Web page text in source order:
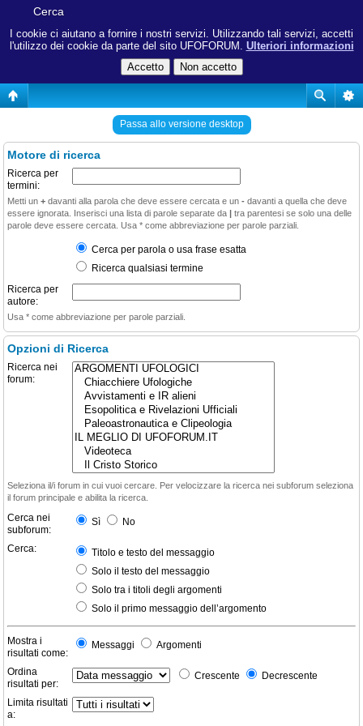
I cookie ci aiutano a fornire i nostri servizi. Utilizzando tali servizi, accetti
l'utilizzo dei cookie da parte del sito UFOFORUM. Ulteriori informazioni
Cerca
Passa allo versione desktop
Motore di ricerca
Ricerca per
termini:
Metti un + davanti alla parola che deve essere cercata e un - davanti a quella che deve
essere ignorata. Inserisci una lista di parole separate da | tra parentesi se solo una delle
parole deve essere cercata. Usa * come abbreviazione per parole parziali.
Cerca per parola o usa frase esatta
Ricerca qualsiasi termine
Ricerca per
autore:
Usa * come abbreviazione per parole parziali.
Opzioni di Ricerca
Ricerca nei
forum:
Seleziona il/i forum in cui vuoi cercare. Per velocizzare la ricerca nei subforum seleziona
il forum principale e abilita la ricerca.
Cerca nei
subforum:
Sì No
Cerca:
Titolo e testo del messaggio
Solo il testo del messaggio
Solo tra i titoli degli argomenti
Solo il primo messaggio dell’argomento
Mostra i
risultati come:
Messaggi Argomenti
Ordina
risultati per:
Crescente Decrescente
Limita risultati
a: